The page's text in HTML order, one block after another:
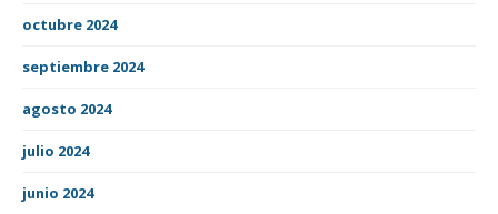
octubre 2024
septiembre 2024
agosto 2024
julio 2024
junio 2024